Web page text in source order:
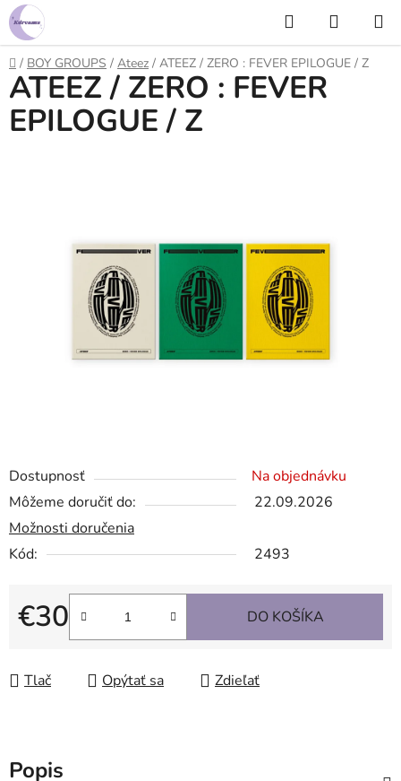
Prejsť
na
obsah
Hľadať
KOŠÍK
Domov
/ BOY GROUPS / Ateez / ATEEZ / ZERO : FEVER EPILOGUE / Z
Dostupnosť
Na objednávku
Môžeme doručiť do:
22.09.2026
Možnosti doručenia
Kód:
2493
€30
Jednotková cena:
DO KOŠÍKA
Tlač Opýtať sa Zdieľať
ATEEZ / ZERO : FEVER
EPILOGUE / Z
Popis